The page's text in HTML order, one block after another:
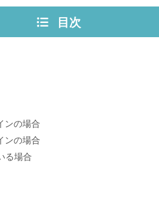
目次
ンの場合
ンの場合
る場合